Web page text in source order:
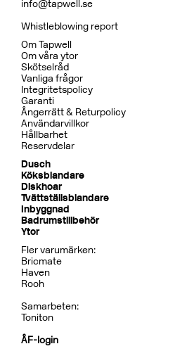
info@tapwell.se
Whistleblowing report
Om Tapwell
Om våra ytor
Skötselråd
Vanliga frågor
Integritetspolicy
Garanti
Ångerrätt & Returpolicy
Användarvillkor
Hållbarhet
Reservdelar
Dusch
Köksblandare
Diskhoar
Tvättställsblandare
Inbyggnad
Badrumstillbehör
Ytor
Fler varumärken:
Bricmate
Haven
Rooh
Samarbeten:
Toniton
ÅF-login